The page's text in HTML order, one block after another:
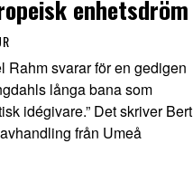
enhetsdröm
Rahm svarar för en gedigen
långa bana som
idégivare.” Det skriver Bert
från Umeå